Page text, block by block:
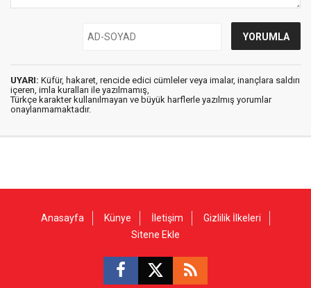
UYARI: Küfür, hakaret, rencide edici cümleler veya imalar, inançlara saldırı
içeren, imla kuralları ile yazılmamış,
Türkçe karakter kullanılmayan ve büyük harflerle yazılmış yorumlar
onaylanmamaktadır.
Anasayfa Künye İletişim
Gizlilik İlkeleri
Sitene Ekle